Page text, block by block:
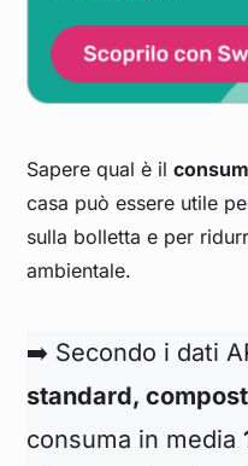
Sapere qual è il
casa può essere utile
sulla bolletta e per
ambientale.
➡️ Secondo i dati
standard,
consuma in media